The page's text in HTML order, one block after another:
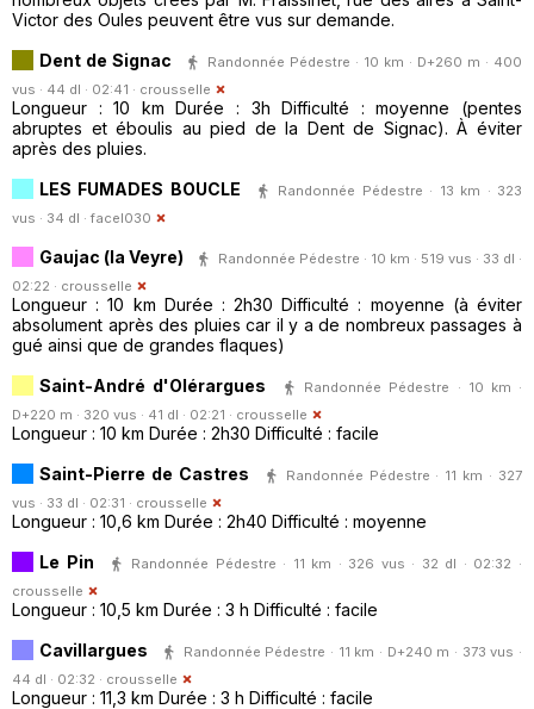
Victor des Oules peuvent être vus sur demande.
Dent de Signac
Randonnée Pédestre · 10 km · D+260 m · 400
vus · 44 dl · 02:41 · crousselle
Longueur : 10 km Durée : 3h Difficulté : moyenne (pentes
abruptes et éboulis au pied de la Dent de Signac). À éviter
après des pluies.
LES FUMADES BOUCLE
Randonnée Pédestre · 13 km · 323
vus · 34 dl · facel030
Gaujac (la Veyre)
Randonnée Pédestre · 10 km · 519 vus · 33 dl ·
02:22 · crousselle
Longueur : 10 km Durée : 2h30 Difficulté : moyenne (à éviter
absolument après des pluies car il y a de nombreux passages à
gué ainsi que de grandes flaques)
Saint-André d'Olérargues
Randonnée Pédestre · 10 km ·
D+220 m · 320 vus · 41 dl · 02:21 · crousselle
Longueur : 10 km Durée : 2h30 Difficulté : facile
Saint-Pierre de Castres
Randonnée Pédestre · 11 km · 327
vus · 33 dl · 02:31 · crousselle
Longueur : 10,6 km Durée : 2h40 Difficulté : moyenne
Le Pin
Randonnée Pédestre · 11 km · 326 vus · 32 dl · 02:32 ·
crousselle
Longueur : 10,5 km Durée : 3 h Difficulté : facile
Cavillargues
Randonnée Pédestre · 11 km · D+240 m · 373 vus ·
44 dl · 02:32 · crousselle
Longueur : 11,3 km Durée : 3 h Difficulté : facile